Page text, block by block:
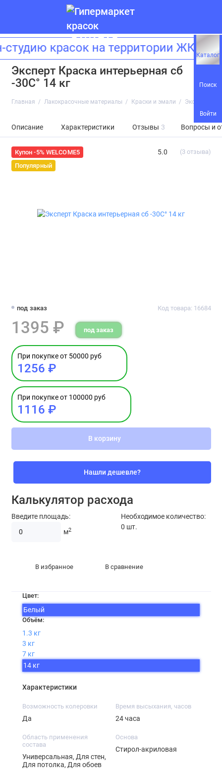
Каталог
Поиск
Войти
красок на территории ЖК
Эксперт Краска интерьерная сб
-30С° 14 кг
Главная Лакокрасочные материалы Краски и эмали Эксперт
Описание Характеристики Отзывы 3 Вопросы и
Купон -5% WELCOME5
Популярный
5.0 (3 отзыва)
под заказ Код товара: 16684
1395 ₽ под заказ
При покупке от 50000 руб
1256 ₽
При покупке от 100000 руб
1116 ₽
В корзину
Нашли дешевле?
Калькулятор расхода
Введите площадь:
м2
Необходимое количество:
0 шт.
В избранное В сравнение
Цвет:
Белый
Объём:
1.3 кг
3 кг
7 кг
14 кг
Характеристики
Возможность колеровки
Да
Время высыхания, часов
24 часа
Область применения
состава
Универсальная, Для стен,
Для потолка, Для обоев
Основа
Стирол-акриловая